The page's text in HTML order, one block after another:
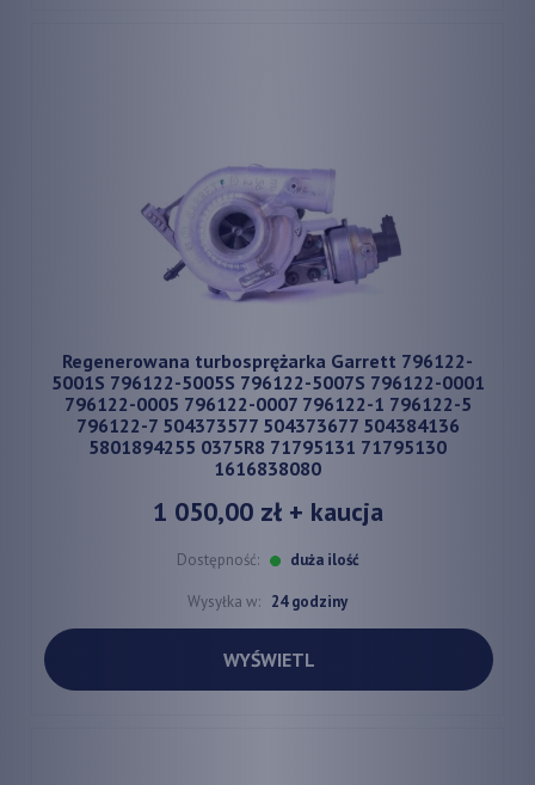
Regenerowana turbosprężarka Garrett 796122-
5001S 796122-5005S 796122-5007S 796122-0001
796122-0005 796122-0007 796122-1 796122-5
796122-7 504373577 504373677 504384136
5801894255 0375R8 71795131 71795130
1616838080
1 050,00 zł+ kaucja
Dostępność: duża ilość
Wysyłka w: 24 godziny
WYŚWIETL